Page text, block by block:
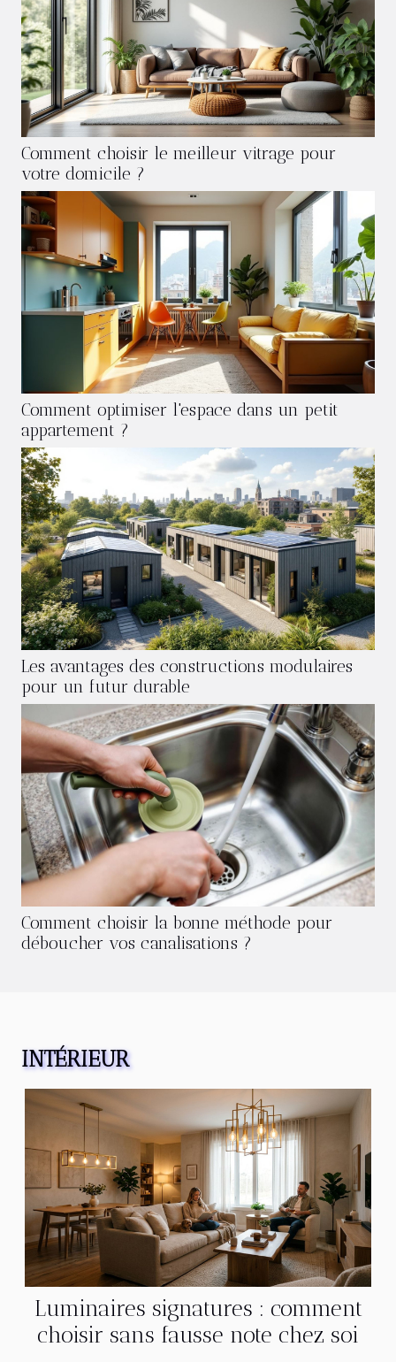
Comment choisir le meilleur vitrage pour
votre domicile ?
Comment optimiser l'espace dans un petit
appartement ?
Les avantages des constructions modulaires
pour un futur durable
Comment choisir la bonne méthode pour
déboucher vos canalisations ?
INTÉRIEUR
Luminaires signatures : comment
choisir sans fausse note chez soi